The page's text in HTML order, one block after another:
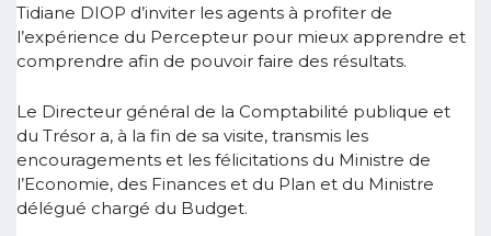
Tidiane DIOP d’inviter les agents à profiter de
l’expérience du Percepteur pour mieux apprendre et
comprendre afin de pouvoir faire des résultats.
Le Directeur général de la Comptabilité publique et
du Trésor a, à la fin de sa visite, transmis les
encouragements et les félicitations du Ministre de
l’Economie, des Finances et du Plan et du Ministre
délégué chargé du Budget.